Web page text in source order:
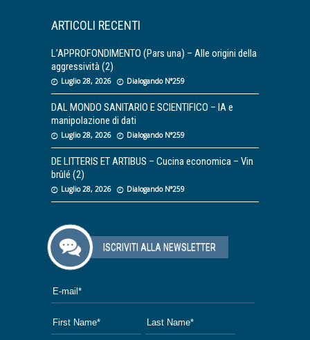
ARTICOLI RECENTI
L’APPROFONDIMENTO (Pars una) – Alle origini della
aggressività (2)
Luglio 28, 2026 Dialogando N°259
DAL MONDO SANITARIO E SCIENTIFICO – IA e
manipolazione di dati
Luglio 28, 2026 Dialogando N°259
DE LITTERIS ET ARTIBUS – Cucina economica – Vin
brûlé (2)
Luglio 28, 2026 Dialogando N°259
ISCRIVITI ALLA NEWSLETTER